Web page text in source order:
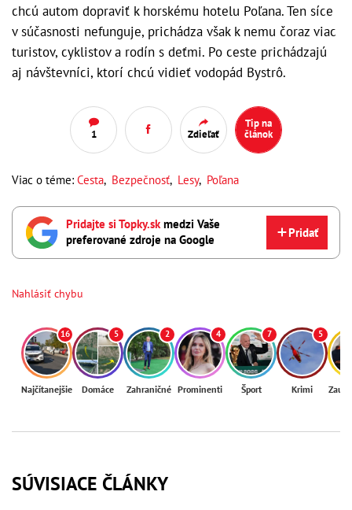
chcú autom dopraviť k horskému hotelu Poľana. Ten síce
v súčasnosti nefunguje, prichádza však k nemu čoraz viac
turistov, cyklistov a rodín s deťmi. Po ceste prichádzajú
aj návštevníci, ktorí chcú vidieť vodopád Bystrô.
1 Zdieľať
Tip na
článok
Viac o téme: Cesta, Bezpečnosť, Lesy, Poľana
Pridajte si Topky.skmedzi Vaše
preferované zdroje na Google
Pridať
Nahlásiť chybu
16
Najčítanejšie
5
Domáce
2
Zahraničné
4
Prominenti
7
Šport
5
Krimi
SÚVISIACE ČLÁNKY